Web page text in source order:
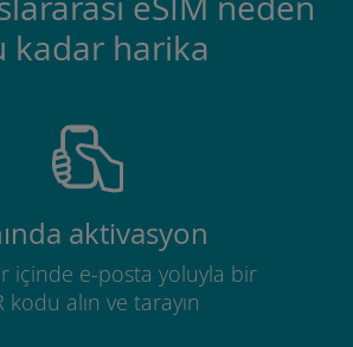
kadar harika
aktivasyon
içinde e-posta yoluyla bir
kodu alın ve tarayın